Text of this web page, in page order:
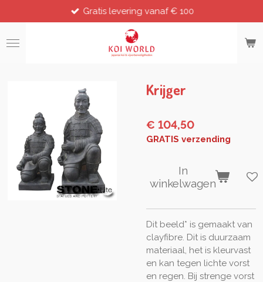
direct
naar
de
Gratis levering vanaf € 100
Krijger
€ 104,50
GRATIS verzending
In
winkelwagen
Dit beeld* is gemaakt van
clayfibre. Dit is duurzaam
materiaal, het is kleurvast
en kan tegen lichte vorst
en regen. Bij strenge vorst